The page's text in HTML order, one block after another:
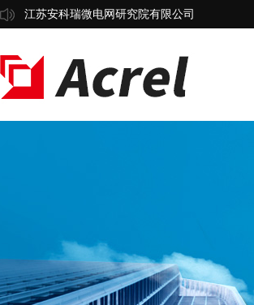
江苏安科瑞微电网研究院有限公司